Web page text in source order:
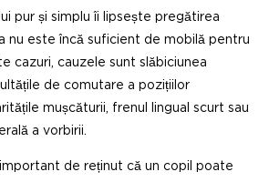
pur și simplu îi lipsește pregătirea
nu este încă suficient de mobilă pentru
cazuri, cauzele sunt slăbiciunea
de comutare a pozițiilor
mușcăturii, frenul lingual scurt sau
a vorbirii.
de reținut că un copil poate